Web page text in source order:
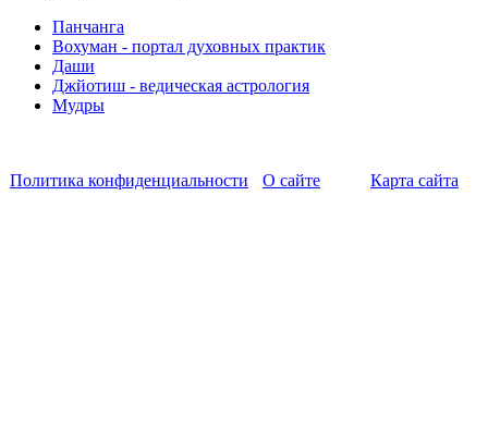
Панчанга
Вохуман - портал духовных практик
Даши
Джйотиш - ведическая астрология
Мудры
Политика конфиденциальности О сайте Карта сайта